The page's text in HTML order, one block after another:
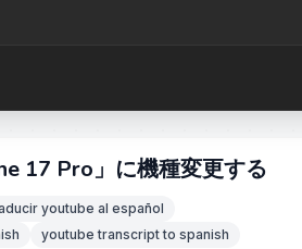
17 Pro」に機種変更する
youtube al español
youtube transcript to spanish